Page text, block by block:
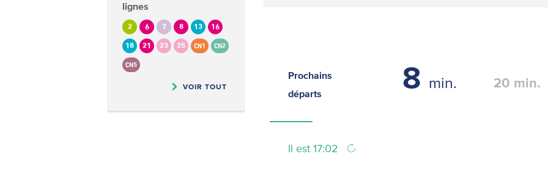
lignes
2 6 7 8 13 16
18 21 23 25 CN1 CN2
CN5
VOIR TOUT
Prochains
départs
Il est 17:02
8 min. 20 min.